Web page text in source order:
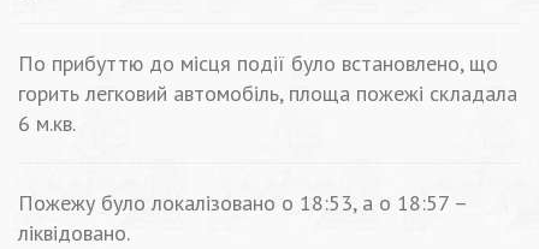
По прибуттю до місця події було встановлено, що
горить легковий автомобіль, площа пожежі складала
6 м.кв.
Пожежу було локалізовано о 18:53, а о 18:57 –
ліквідовано.